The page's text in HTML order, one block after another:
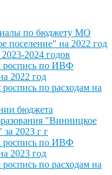
по бюджету МО
поселение" на 2022 год
2024 годов
роспись по ИВФ
2022 год
по расходам на
бюджета
"Винницкое
за 2023 г г
роспись по ИВФ
2023 год
по расходам на